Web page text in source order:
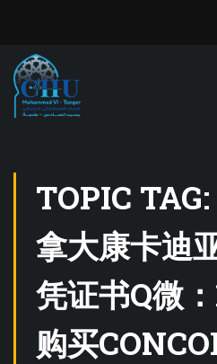
TOPIC
拿大康卡迪
凭证书Q微
购买